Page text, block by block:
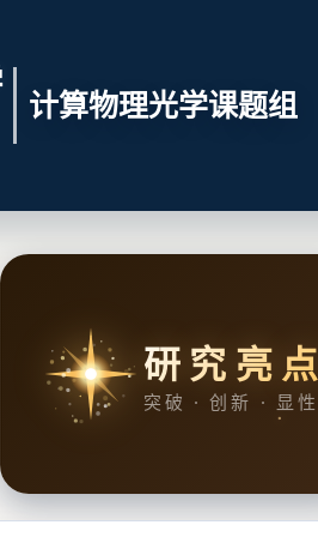
计算物理光学课题组
研究亮点
突破 · 创新 · 显性